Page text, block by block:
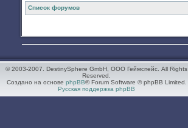
сообщений.
Список форумов
© 2003-2007. DestinySphere GmbH, ООО Геймспейс. All Rights
Reserved.
Создано на основе phpBB® Forum Software © phpBB Limited.
Русская поддержка phpBB